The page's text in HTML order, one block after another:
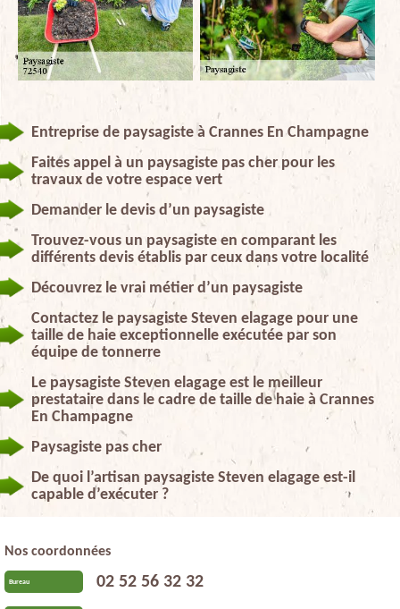
Entreprise de paysagiste à Crannes En Champagne
Faites appel à un paysagiste pas cher pour les
travaux de votre espace vert
Demander le devis d’un paysagiste
Trouvez-vous un paysagiste en comparant les
différents devis établis par ceux dans votre localité
Découvrez le vrai métier d’un paysagiste
Contactez le paysagiste Steven elagage pour une
taille de haie exceptionnelle exécutée par son
équipe de tonnerre
Le paysagiste Steven elagage est le meilleur
prestataire dans le cadre de taille de haie à Crannes
En Champagne
Paysagiste pas cher
De quoi l’artisan paysagiste Steven elagage est-il
capable d’exécuter ?
Nos coordonnées
Bureau 02 52 56 32 32